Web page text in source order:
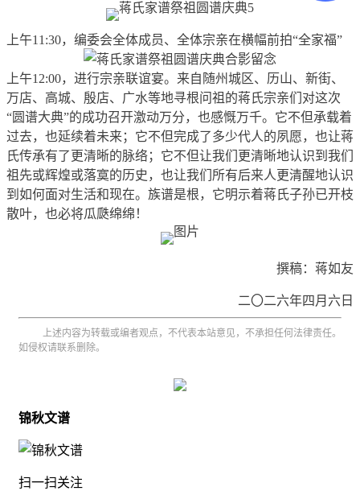
上午11:30，编委会全体成员、全体宗亲在横幅前拍“全家福”
上午12:00，进行宗亲联谊宴。来自随州城区、历山、新街、
万店、高城、殷店、广水等地寻根问祖的蒋氏宗亲们对这次
“圆谱大典”的成功召开激动万分，也感慨万千。它不但承载着
过去，也延续着未来；它不但完成了多少代人的夙愿，也让蒋
氏传承有了更清晰的脉络；它不但让我们更清晰地认识到我们
祖先或辉煌或落寞的历史，也让我们所有后来人更清醒地认识
到如何面对生活和现在。族谱是根，它明示着蒋氏子孙已开枝
散叶，也必将瓜瓞绵绵！
撰稿：蒋如友
二〇二六年四月六日
上述内容为转载或编者观点，不代表本站意见，不承担任何法律责任。
如侵权请联系删除。
锦秋文谱
扫一扫关注